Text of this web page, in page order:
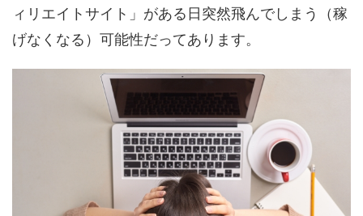
ィリエイトサイト」がある日突然飛んでしまう（稼
げなくなる）可能性だってあります。